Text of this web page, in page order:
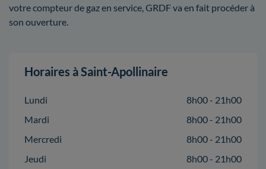
votre compteur de gaz en service, GRDF va en fait procéder à
son ouverture.
Horaires à Saint-Apollinaire
Lundi
8h00 - 21h00
Mardi
8h00 - 21h00
Mercredi
8h00 - 21h00
Jeudi
8h00 - 21h00